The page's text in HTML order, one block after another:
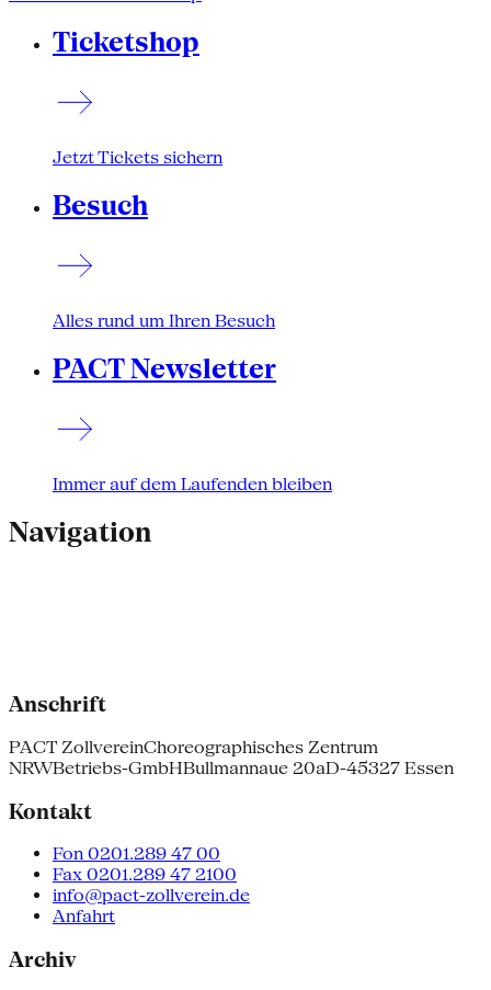
Ticketshop
Jetzt Tickets sichern
Besuch
Alles rund um Ihren Besuch
PACT Newsletter
Immer auf dem Laufenden bleiben
Navigation
Anschrift
PACT ZollvereinChoreographisches Zentrum
NRWBetriebs-GmbHBullmannaue 20aD-45327 Essen
Kontakt
Fon 0201.289 47 00
Fax 0201.289 47 2100
info@pact-zollverein.de
Anfahrt
Archiv